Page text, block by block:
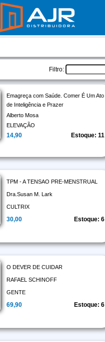
Filtro:
Emagreça com Saúde. Comer É Um Ato
de Inteligência e Prazer
Alberto Mosa
ELEVAÇÃO
14,90 Estoque: 11
TPM - A TENSAO PRE-MENSTRUAL
Dra.Susan M. Lark
CULTRIX
30,00 Estoque: 6
O DEVER DE CUIDAR
RAFAEL SCHINOFF
GENTE
69,90 Estoque: 6